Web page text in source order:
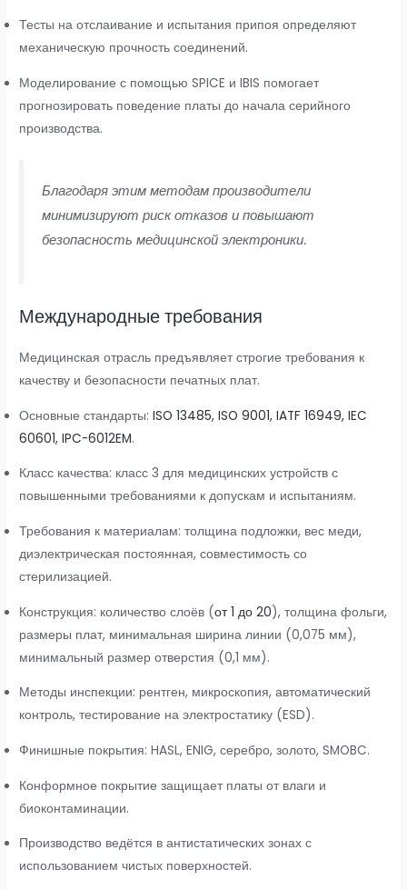
Тесты на отслаивание и испытания припоя определяют
механическую прочность соединений.
Моделирование с помощью SPICE и IBIS помогает
прогнозировать поведение платы до начала серийного
производства.
Благодаря этим методам производители
минимизируют риск отказов и повышают
безопасность медицинской электроники.
Международные требования
Медицинская отрасль предъявляет строгие требования к
качеству и безопасности печатных плат.
Основные стандарты:ISO 13485, ISO 9001, IATF 16949, IEC
60601, IPC-6012EM.
Класс качества: класс 3 для медицинских устройств с
повышенными требованиями к допускам и испытаниям.
Требования к материалам: толщина подложки, вес меди,
диэлектрическая постоянная, совместимость со
стерилизацией.
Конструкция: количество слоёв (от 1 до 20), толщина фольги,
размеры плат, минимальная ширина линии (0,075 мм),
минимальный размер отверстия (0,1 мм).
Методы инспекции: рентген, микроскопия, автоматический
контроль, тестирование на электростатику (ESD).
Финишные покрытия: HASL, ENIG, серебро, золото, SMOBC.
Конформное покрытие защищает платы от влаги и
биоконтаминации.
Производство ведётся в антистатических зонах с
использованием чистых поверхностей.